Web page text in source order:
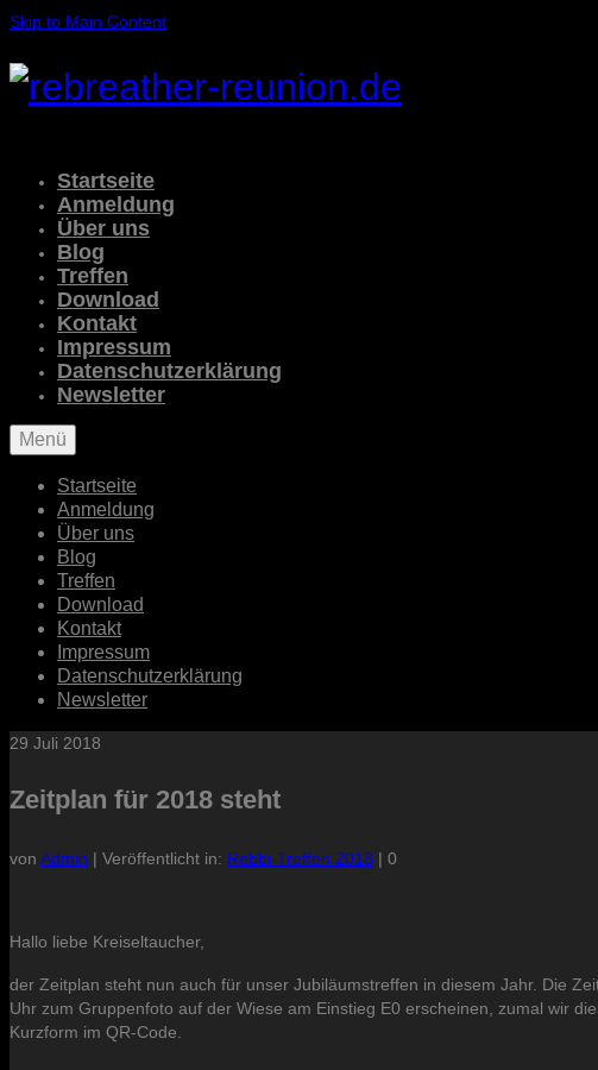
Skip to Main Content
Startseite
Anmeldung
Über uns
Blog
Treffen
Download
Kontakt
Impressum
Datenschutzerklärung
Newsletter
Menü
Startseite
Anmeldung
Über uns
Blog
Treffen
Download
Kontakt
Impressum
Datenschutzerklärung
Newsletter
29 Juli 2018
Zeitplan für 2018 steht
von Admin | Veröffentlicht in: Rebbi-Treffen 2018 | 0
Hallo liebe Kreiseltaucher,
der Zeitplan steht nun auch für unser Jubiläumstreffen in diesem Jahr. Die
Uhr zum Gruppenfoto auf der Wiese am Einstieg E0 erscheinen, zumal wir
Kurzform im QR-Code.